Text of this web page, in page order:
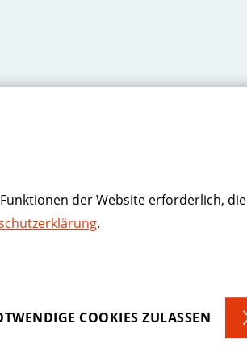
der Website erforderlich, die
.
COOKIES ZULASSEN